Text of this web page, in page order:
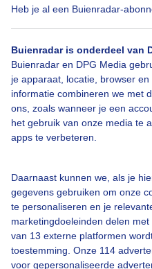
Heb je al een Buienradar-
Buienradar is onderdeel van
Buienradar en DPG Media
je apparaat, locatie, browser
informatie combineren we met
ons, zoals wanneer je een
het gebruik van onze media te
apps te verbeteren.
Daarnaast kunnen we, als je
gegevens gebruiken om onze
te personaliseren en je
marketingdoeleinden delen
van 13 externe platformen
toestemming. Onze 114
voor gepersonaliseerde
Over Buienradar
Bedrijfsgegevens
Veelgestelde vragen
Contact
Toegankelijkheid
Buienradar Team
Privacy beleid
Cookie beleid
Privacy instellingen